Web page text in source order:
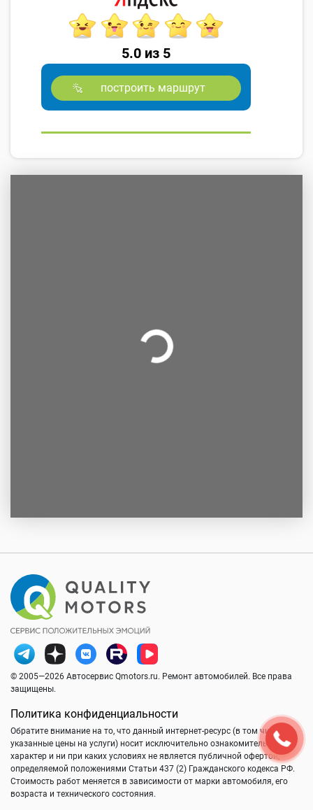
5.0 из 5
построить маршрут
© 2005—2026 Автосервис Qmotors.ru. Ремонт автомобилей. Все права
защищены.
Политика конфиденциальности
Обратите внимание на то, что данный интернет-ресурс (в том числе
указанные цены на услуги) носит исключительно ознакомительный
характер и ни при каких условиях не является публичной офертой,
определяемой положениями Статьи 437 (2) Гражданского кодекса РФ.
Стоимость работ меняется в зависимости от марки автомобиля, его
возраста и технического состояния.